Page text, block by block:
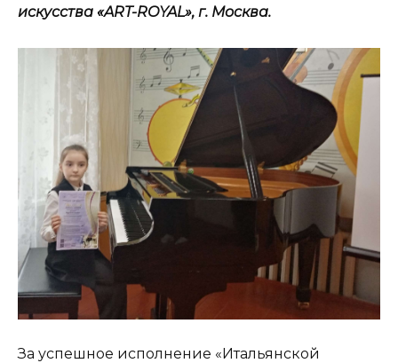
искусства «ART-ROYAL», г. Москва.
За успешное исполнение «Итальянской